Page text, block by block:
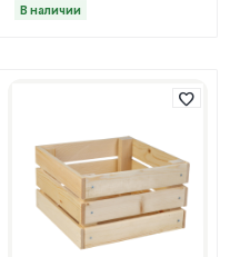
В наличии